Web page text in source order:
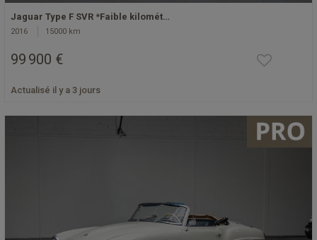
Jaguar Type F SVR *Faible kilomét…
2016 15000 km
99 900 €
Actualisé il y a 3 jours